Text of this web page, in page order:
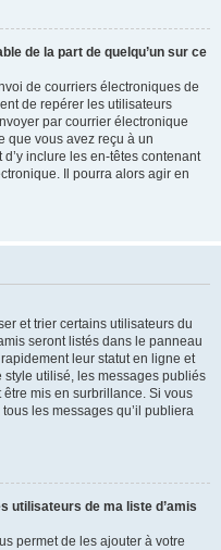
de la part de quelqu’un sur ce
de courriers électroniques de
de repérer les utilisateurs
par courrier électronique
que vous avez reçu à un
inclure les en-têtes contenant
Il pourra alors agir en
et trier certains utilisateurs du
seront listés dans le panneau
leur statut en ligne et
style utilisé, les messages publiés
mis en surbrillance. Si vous
les messages qu’il publiera
utilisateurs de ma liste d’amis
permet de les ajouter à votre